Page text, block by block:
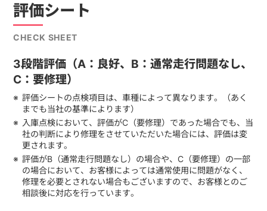
評価シート
CHECK SHEET
3段階評価（A：良好、B：通常走行問題なし、
C：要修理）
評価シートの点検項目は、車種によって異なります。（あく
までも当社の基準によります）
入庫点検において、評価がC（要修理）であった場合でも、当
社の判断により修理をさせていただいた場合には、評価は変
更されます。
評価がB（通常走行問題なし）の場合や、C（要修理）の一部
の場合において、お客様によっては通常使用に問題がなく、
修理を必要とされない場合もございますので、お客様とのご
相談後に対応を行っています。